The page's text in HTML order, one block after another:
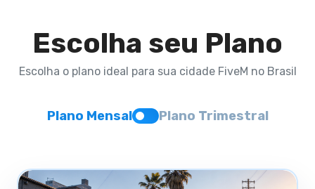
Escolha seu Plano
Escolha o plano ideal para sua cidade FiveM no Brasil
Plano Mensal Plano Trimestral